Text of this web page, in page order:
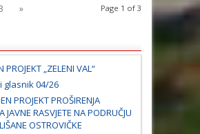
Page 1 of 3
»
PROJEKT „ZELENI VAL“
glasnik 04/26
PROJEKT PROŠIRENJA
JAVNE RASVJETE NA PODRUČJU
OSTROVIČKE